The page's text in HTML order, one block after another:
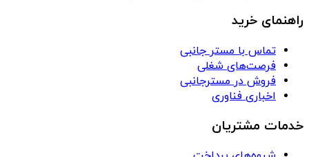
راهنمای خرید
تماس با مستر جانبی
فرصت‌های شغلی
فروش در مسترجانبی
اخباری فناوری
خدمات مشتریان